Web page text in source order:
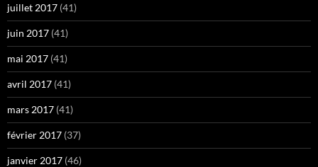
juillet 2017 (41)
juin 2017 (41)
mai 2017 (41)
avril 2017 (41)
mars 2017 (41)
février 2017 (37)
janvier 2017 (46)